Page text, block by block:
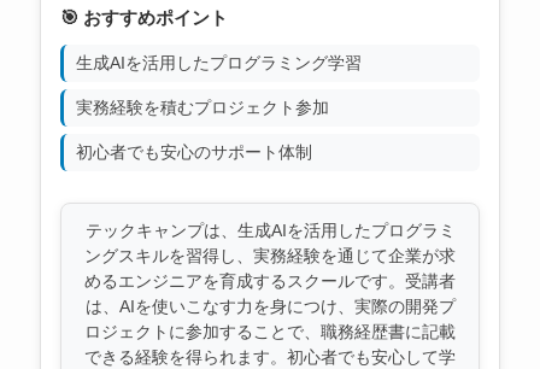
🎯 おすすめポイント
生成AIを活用したプログラミング学習
実務経験を積むプロジェクト参加
初心者でも安心のサポート体制
テックキャンプは、生成AIを活用したプログラミ
ングスキルを習得し、実務経験を通じて企業が求
めるエンジニアを育成するスクールです。受講者
は、AIを使いこなす力を身につけ、実際の開発プ
ロジェクトに参加することで、職務経歴書に記載
できる経験を得られます。初心者でも安心して学